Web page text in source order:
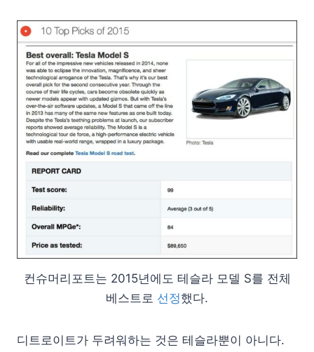
컨슈머리포트는 2015년에도 테슬라 모델 S를 전체
베스트로 선정했다.
디트로이트가 두려워하는 것은 테슬라뿐이 아니다.